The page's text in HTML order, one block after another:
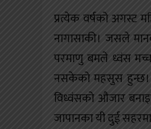
प्रत्येक वर्षको अगस्ट
नागासाकी। जसले
परमाणु बमले ध्वंस
नसकेको महसुस हुन्छ।
विध्वंसको औजार
जापानका यी दुई